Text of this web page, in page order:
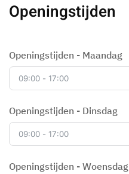
Openingstijden
Openingstijden - Maandag
Openingstijden - Dinsdag
Openingstijden - Woensdag